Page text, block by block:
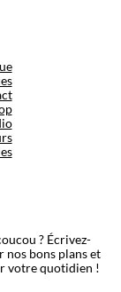
? Écrivez-
nos bons plans et
votre quotidien !